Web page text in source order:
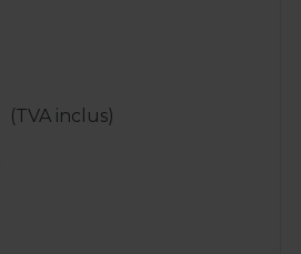
(TVA inclus)